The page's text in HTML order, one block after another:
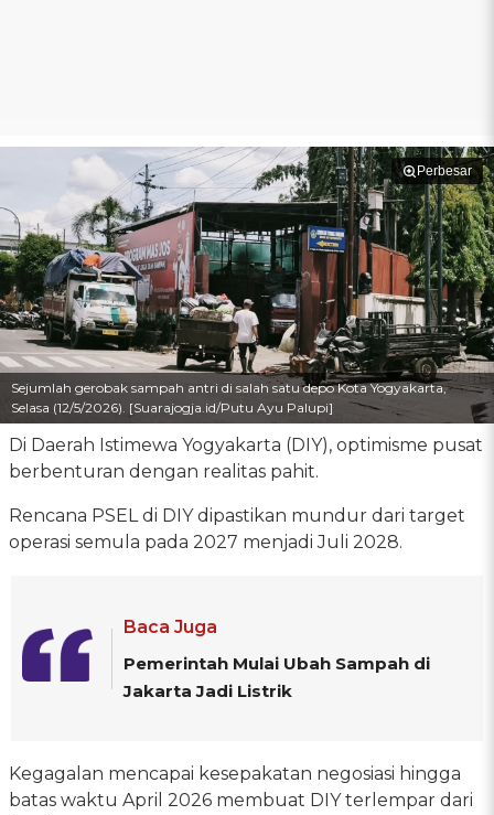
Perbesar
Sejumlah gerobak sampah antri di salah satu depo Kota Yogyakarta,
Selasa (12/5/2026). [Suarajogja.id/Putu Ayu Palupi]
Di Daerah Istimewa Yogyakarta (DIY), optimisme pusat
berbenturan dengan realitas pahit.
Rencana PSEL di DIY dipastikan mundur dari target
operasi semula pada 2027 menjadi Juli 2028.
Baca Juga
Pemerintah Mulai Ubah Sampah di
Jakarta Jadi Listrik
Kegagalan mencapai kesepakatan negosiasi hingga
batas waktu April 2026 membuat DIY terlempar dari